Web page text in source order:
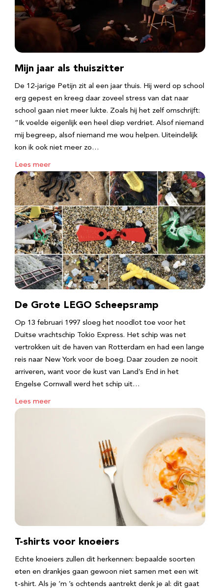
Mijn jaar als thuiszitter
De 12-jarige Petijn zit al een jaar thuis. Hij werd op school
erg gepest en kreeg daar zoveel stress van dat naar
school gaan niet meer lukte. Zoals hij het zelf omschrijft:
“Ik voelde eigenlijk een heel diep verdriet. Alsof niemand
mij begreep, alsof niemand me wou helpen. Uiteindelijk
kon ik ook niet meer zo…
Lees meer
De Grote LEGO Scheepsramp
Op 13 februari 1997 sloeg het noodlot toe voor het
Duitse vrachtschip Tokio Express. Het schip was net
vertrokken uit de haven van Rotterdam en had een lange
reis naar New York voor de boeg. Daar zouden ze nooit
arriveren, want voor de kust van Land’s End in het
Engelse Cornwall werd het schip uit…
Lees meer
T-shirts voor knoeiers
Echte knoeiers zullen dit herkennen: bepaalde soorten
eten en drankjes gaan gewoon niet samen met een wit
t-shirt. Als je ‘m ’s ochtends aantrekt denk je al: dit gaat